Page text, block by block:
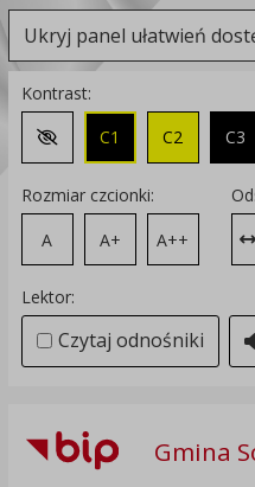
Ukryj panel ułatwień
Kontrast:
Zmień kontrast na domyślny
C1 C2 C3
Rozmiar czcionki:
A
A+ A++
Lektor:
Czytaj odnośniki
Gmina